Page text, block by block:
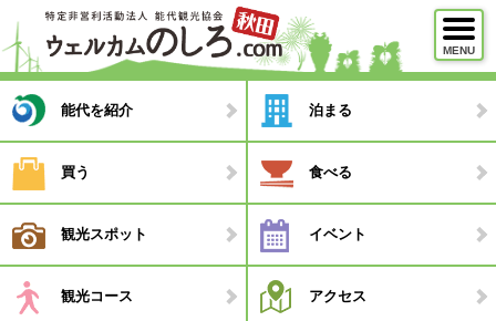
MENU
メニュー
泊まる
買う
食べる
能代を紹介 泊まる
買う 食べる
観光スポット イベント
観光コース アクセス